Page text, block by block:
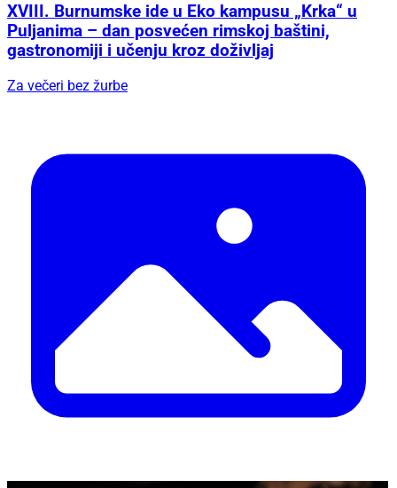
XVIII. Burnumske ide u Eko kampusu „Krka“ u
Puljanima – dan posvećen rimskoj baštini,
gastronomiji i učenju kroz doživljaj
Za večeri bez žurbe